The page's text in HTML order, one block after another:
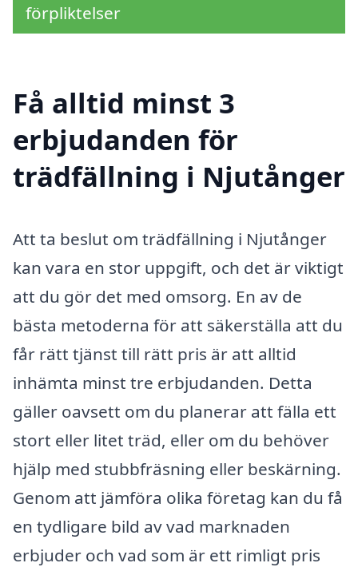
förpliktelser
Få alltid minst 3
erbjudanden för
trädfällning i Njutånger
Att ta beslut om trädfällning i Njutånger
kan vara en stor uppgift, och det är viktigt
att du gör det med omsorg. En av de
bästa metoderna för att säkerställa att du
får rätt tjänst till rätt pris är att alltid
inhämta minst tre erbjudanden. Detta
gäller oavsett om du planerar att fälla ett
stort eller litet träd, eller om du behöver
hjälp med stubbfräsning eller beskärning.
Genom att jämföra olika företag kan du få
en tydligare bild av vad marknaden
erbjuder och vad som är ett rimligt pris